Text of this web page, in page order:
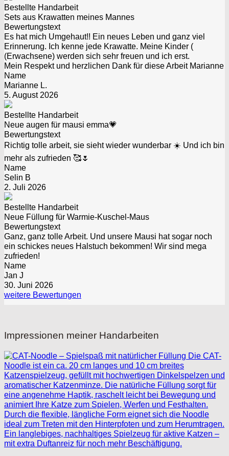
Bestellte Handarbeit
Sets aus Krawatten meines Mannes
Bewertungstext
Es hat mich Umgehaut!! Ein neues Leben und ganz viel
Erinnerung. Ich kenne jede Krawatte. Meine Kinder (
(Erwachsene) werden sich sehr freuen und ich erst.
Mein Respekt und herzlichen Dank für diese Arbeit Marianne
Name
Marianne L.
5. August 2026
Bestellte Handarbeit
Neue augen für mausi emma💗
Bewertungstext
Richtig tolle arbeit, sie sieht wieder wunderbar ☀️ Und ich bin
mehr als zufrieden 🥰🌷
Name
Selin B
2. Juli 2026
Bestellte Handarbeit
Neue Füllung für Warmie-Kuschel-Maus
Bewertungstext
Ganz, ganz tolle Arbeit. Und unsere Mausi hat sogar noch
ein schickes neues Halstuch bekommen! Wir sind mega
zufrieden!
Name
Jan J
30. Juni 2026
weitere Bewertungen
Impressionen meiner Handarbeiten